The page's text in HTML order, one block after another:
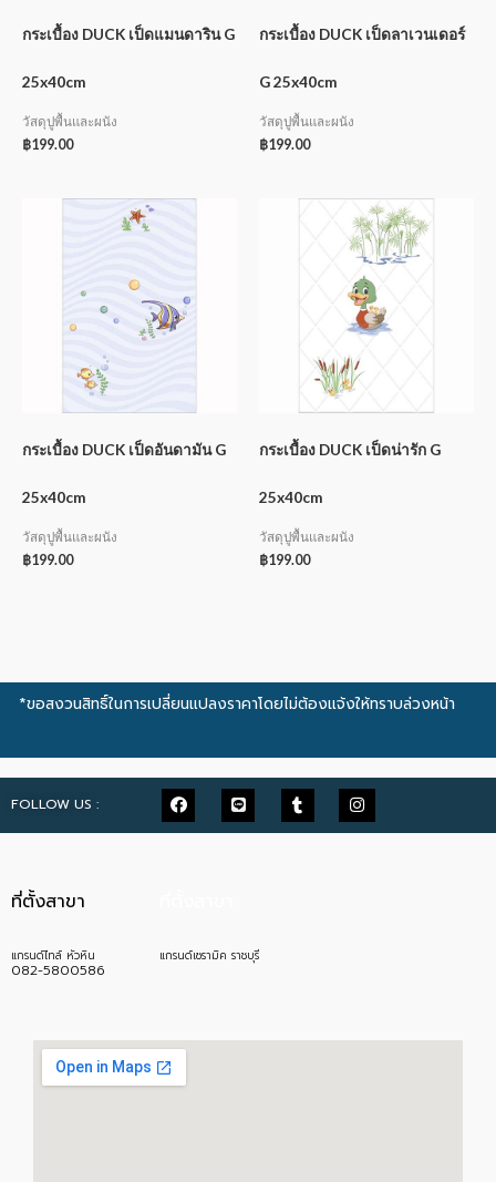
กระเบื้อง DUCK เป็ดแมนดาริน G
25x40cm
วัสดุปูพื้นและผนัง
฿199.00
กระเบื้อง DUCK เป็ดลาเวนเดอร์
G 25x40cm
วัสดุปูพื้นและผนัง
฿199.00
กระเบื้อง DUCK เป็ดอันดามัน G
25x40cm
วัสดุปูพื้นและผนัง
฿199.00
กระเบื้อง DUCK เป็ดน่ารัก G
25x40cm
วัสดุปูพื้นและผนัง
฿199.00
*ขอสงวนสิทธิ์ในการเปลี่ยนแปลงราคาโดยไม่ต้องแจ้งให้ทราบล่วงหน้า
FOLLOW US :
ที่ตั้งสาขา
แกรนด์ไทล์ หัวหิน
082-5800586
แกรนด์เซรามิค ราชบุรี